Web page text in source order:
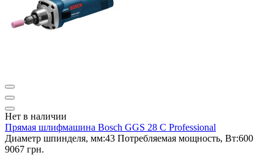
Нет в наличии
Прямая шлифмашина Bosch GGS 28 C Professional
Диаметр шпинделя, мм:43 Потребляемая мощность, Вт:600
9067 грн.